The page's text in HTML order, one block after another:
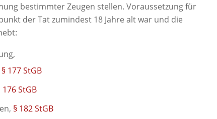
bestimmter Zeugen stellen. Voraussetzung für
der Tat zumindest 18 Jahre alt war und die
§ 177 StGB
176 StGB
§ 182 StGB